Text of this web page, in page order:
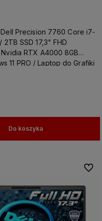
Precision 7760 Core i7-
2TB SSD 17,3" FHD
RTX A4000 8GB
11 PRO / Laptop do Grafiki
Do koszyka
Do